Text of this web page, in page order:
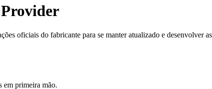
oficiais do fabricante para se manter atualizado e desenvolver
em primeira mão.